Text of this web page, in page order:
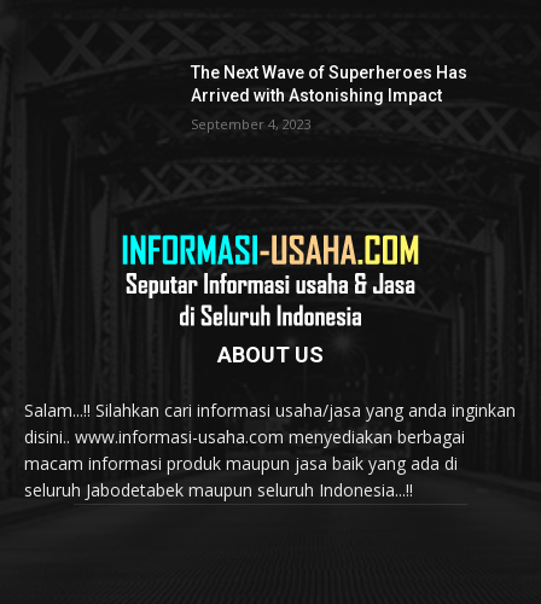
The Next Wave of Superheroes Has
Arrived with Astonishing Impact
September 4, 2023
ABOUT US
Salam...!! Silahkan cari informasi usaha/jasa yang anda inginkan
disini.. www.informasi-usaha.com menyediakan berbagai
macam informasi produk maupun jasa baik yang ada di
seluruh Jabodetabek maupun seluruh Indonesia...!!